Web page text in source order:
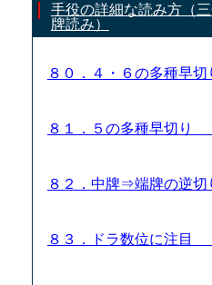
手役の詳細な読み方（
牌読み）
８０．４・６の多種早
８１．５の多種早切り
８２．中牌⇒端牌の逆
８３．ドラ数位に注目